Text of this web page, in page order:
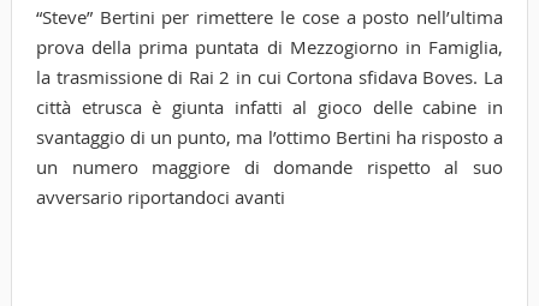
“Steve” Bertini per rimettere le cose a posto nell’ultima
prova della prima puntata di Mezzogiorno in Famiglia,
la trasmissione di Rai 2 in cui Cortona sfidava Boves. La
città etrusca è giunta infatti al gioco delle cabine in
svantaggio di un punto, ma l’ottimo Bertini ha risposto a
un numero maggiore di domande rispetto al suo
avversario riportandoci avanti